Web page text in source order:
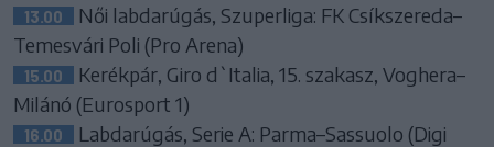
13.00
Női labdarúgás, Szuperliga: FK Csíkszereda–
Temesvári Poli (Pro Arena)
15.00
Kerékpár, Giro d`Italia, 15. szakasz, Voghera–
Milánó (Eurosport 1)
16.00
Labdarúgás, Serie A: Parma–Sassuolo (Digi